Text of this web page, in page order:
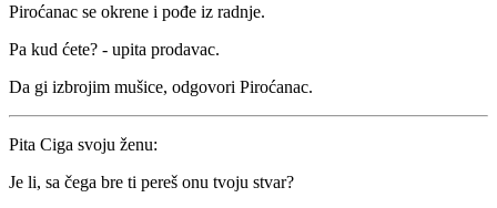
Piroćanac se okrene i pođe iz radnje.
Pa kud ćete? - upita prodavac.
Da gi izbrojim mušice, odgovori Piroćanac.
Pita Ciga svoju ženu:
Je li, sa čega bre ti pereš onu tvoju stvar?